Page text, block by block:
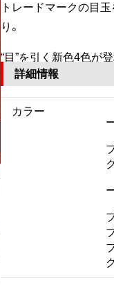
トレードマークの目
り。
“目”を引く新色4色が登
詳細情報
カラー